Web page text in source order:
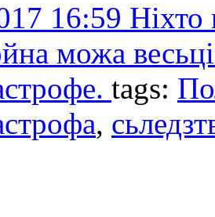
16:59 Ніхто
можа
tags:
,